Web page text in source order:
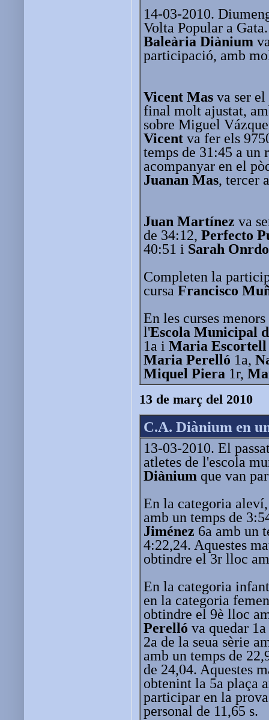
14-03-2010.
Volta Popular a
Baleària Diànium
participació, amb
Vicent Mas va ser
final molt ajustat,
sobre Miguel
Vicent va fer els
temps de 31:45 a
acompanyar en el
Juanan Mas, tercer
Juan Martínez va
de 34:12, Perfecto
40:51 i Sarah
Completen la
cursa Francisco
En les curses
l'Escola Municipal
1a i Maria Escortell
Maria Perelló 1a,
Miquel Piera 1r,
13 de març del 2010
C.A. Diànium en
13-03-2010. El
atletes de l'escola
Diànium que van
En la categoria
amb un temps de
Jiménez 6a amb un
4:22,24. Aquestes
obtindre el 3r lloc
En la categoria
en la categoria
obtindre el 9è lloc
Perelló va quedar
2a de la seua sèrie
amb un temps de
de 24,04. Aquestes
obtenint la 5a plaça
participar en la
personal de 11,65 s.